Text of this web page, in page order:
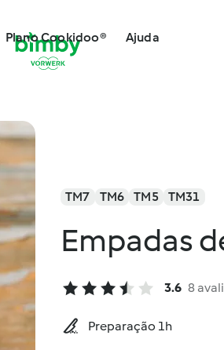
Plano Cookidoo® Ajuda
TM7 TM6 TM5 TM31
Empadas
3.6 8
Preparação 1h